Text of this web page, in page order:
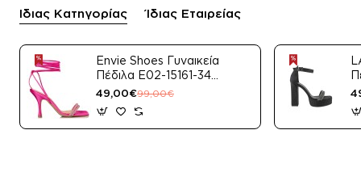
Ίδιας Κατηγορίας Ίδιας Εταιρείας
Envie Shoes Γυναικεία
Πέδιλα E02-15161-34
Μαύρο Satin
49,00€99,00€